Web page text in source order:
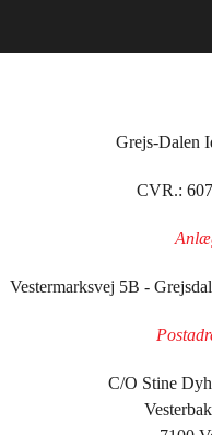
Grejs-Dalen
CVR.:
Vestermarksvej 5B -
C/O Stine